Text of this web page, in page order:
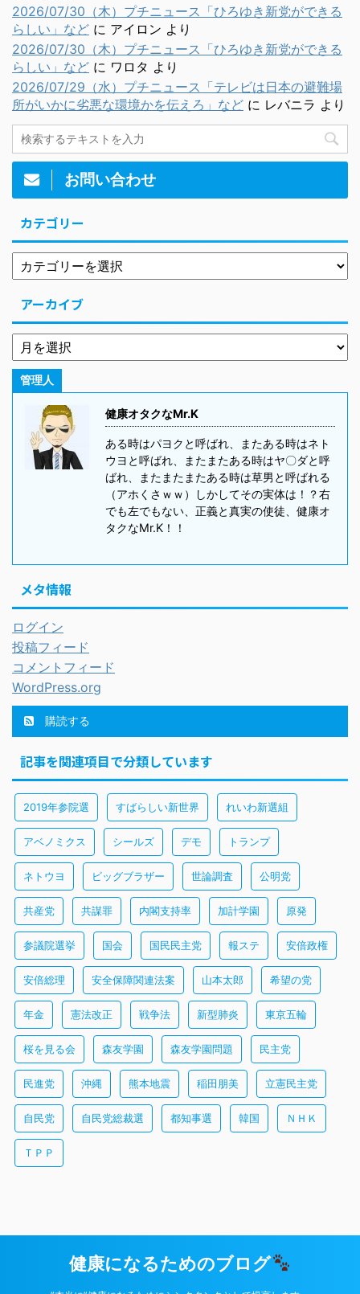
2026/07/30（木）プチニュース「ひろゆき新党ができる
らしい」など に アイロン より
2026/07/30（木）プチニュース「ひろゆき新党ができる
らしい」など に ワロタ より
2026/07/29（水）プチニュース「テレビは日本の避難場
所がいかに劣悪な環境かを伝えろ」など に レバニラ より
お問い合わせ
カテゴリー
アーカイブ
管理人
健康オタクなMr.K
ある時はパヨクと呼ばれ、またある時はネト
ウヨと呼ばれ、またまたある時はヤ〇ダと呼
ばれ、またまたまたある時は草男と呼ばれる
（アホくさｗｗ）しかしてその実体は！？右
でも左でもない、正義と真実の使徒、健康オ
タクなMr.K！！
メタ情報
ログイン
投稿フィード
コメントフィード
WordPress.org
購読する
記事を関連項目で分類しています
2019年参院選 すばらしい新世界 れいわ新選組
アベノミクス シールズ デモ トランプ
ネトウヨ ビッグブラザー 世論調査 公明党
共産党 共謀罪 内閣支持率 加計学園 原発
参議院選挙 国会 国民民主党 報ステ 安倍政権
安倍総理 安全保障関連法案 山本太郎 希望の党
年金 憲法改正 戦争法 新型肺炎 東京五輪
桜を見る会 森友学園 森友学園問題 民主党
民進党 沖縄 熊本地震 稲田朋美 立憲民主党
自民党 自民党総裁選 都知事選 韓国 ＮＨＫ
ＴＰＰ
健康になるためのブログ